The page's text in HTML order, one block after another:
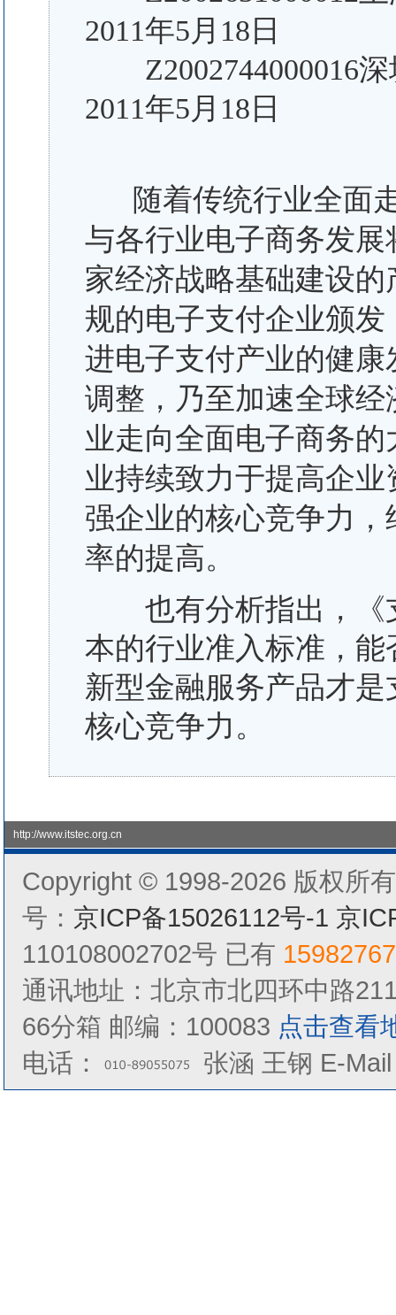
2011年5月18日
Z2002744000016深
2011年5月18日
随着传统行业全面
与各行业电子商务发
家经济战略基础建设
规的电子支付企业颁
进电子支付产业的健
调整，乃至加速全球
业走向全面电子商务
业持续致力于提高企
强企业的核心竞争力
率的提高。
也有分析指出，《
本的行业准入标准，
新型金融服务产品才
核心竞争力。
http://www.itstec.org.cn
Copyright © 1998-2026 版权所
号： 京ICP备15026112号-1 京
110108002702号 已有 15982767
通讯地址：北京市北四环中路
66分箱 邮编：100083 点击查看
电话：
张涵 王钢 E-